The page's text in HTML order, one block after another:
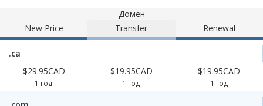
Домен
New Price
Transfer Renewal
.ca
$29.95CAD
1 год
$19.95CAD
1 год
$19.95CAD
1 год